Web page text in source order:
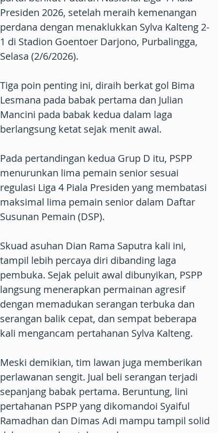
Presiden 2026, setelah meraih kemenangan
perdana dengan menaklukkan Sylva Kalteng 2-
1 di Stadion Goentoer Darjono, Purbalingga,
Selasa (2/6/2026).
Tiga poin penting ini, diraih berkat gol Bima
Lesmana pada babak pertama dan Julian
Mancini pada babak kedua dalam laga
berlangsung ketat sejak menit awal.
Pada pertandingan kedua Grup D itu, PSPP
menurunkan lima pemain senior sesuai
regulasi Liga 4 Piala Presiden yang membatasi
maksimal lima pemain senior dalam Daftar
Susunan Pemain (DSP).
Skuad asuhan Dian Rama Saputra kali ini,
tampil lebih percaya diri dibanding laga
pembuka. Sejak peluit awal dibunyikan, PSPP
langsung menerapkan permainan agresif
dengan memadukan serangan terbuka dan
serangan balik cepat, dan sempat beberapa
kali mengancam pertahanan Sylva Kalteng.
Meski demikian, tim lawan juga memberikan
perlawanan sengit. Jual beli serangan terjadi
sepanjang babak pertama. Beruntung, lini
pertahanan PSPP yang dikomandoi Syaiful
Ramadhan dan Dimas Adi mampu tampil solid